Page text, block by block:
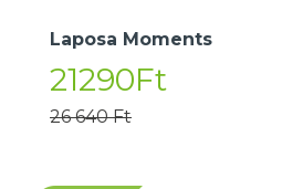
Laposa Moments
21290Ft
26 640 Ft